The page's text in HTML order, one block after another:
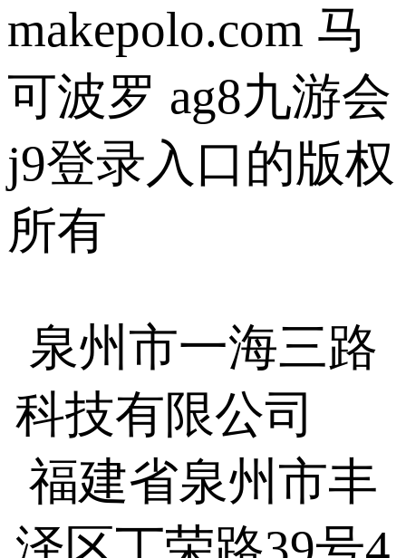
makepolo.com 马
可波罗 ag8九游会
j9登录入口的版权
所有
泉州市一海三路
科技有限公司
福建省泉州市丰